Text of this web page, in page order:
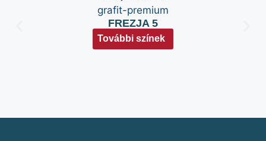
FREZJA 5
További színek